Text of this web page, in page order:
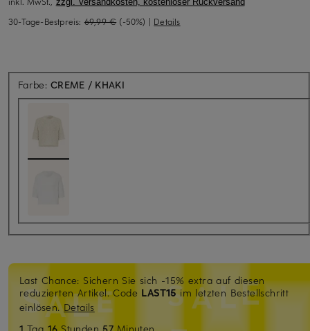
30-Tage-Bestpreis: 69,99 € (-50%) | Details
Farbe:CREME / KHAKI
Last Chance: Sichern Sie sich -15% extra auf diesen
reduzierten Artikel. Code LAST15im letzten Bestellschritt
einlösen.Details